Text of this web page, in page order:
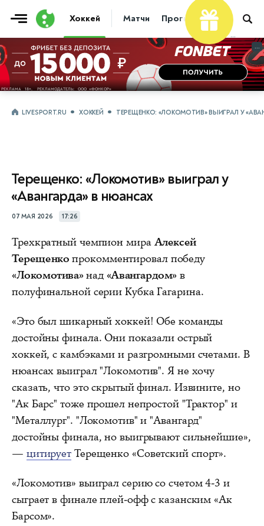
Хоккей Матчи Прогнозы
...
...
LIVESPORT.RU ХОККЕЙ ТЕРЕЩЕНКО: «ЛОКОМОТИВ» ВЫИГРАЛ У
Терещенко: «Локомотив» выиграл у
«Авангарда» в нюансах
07 МАЯ 2026 17:26
Трехкратный чемпион мира Алексей
Терещенко прокомментировал победу
«Локомотива»над «Авангардом»в
полуфинальной серии Кубка Гагарина.
«Это был шикарный хоккей! Обе команды
достойны финала. Они показали острый
хоккей, с камбэками и разгромными счетами. В
нюансах выиграл "Локомотив". Я не хочу
сказать, что это скрытый финал. Извините, но
"Ак Барс" тоже прошел непростой "Трактор" и
"Металлург". "Локомотив" и "Авангард"
достойны финала, но выигрывают сильнейшие»,
— цитирует Терещенко «Советский спорт».
«Локомотив» выиграл серию со счетом 4-3 и
сыграет в финале плей-офф с казанским «Ак
Барсом».